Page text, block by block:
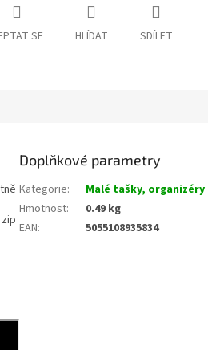
SE HLÍDAT SDÍLET
Doplňkové parametry
Kategorie:
Malé tašky, organizéry
Hmotnost:
0.49 kg
EAN: 5055108935834